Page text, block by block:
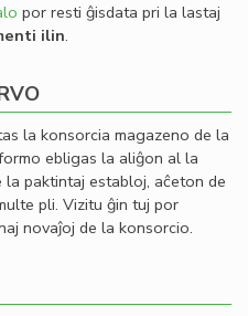
por resti ĝisdata pri la lastaj
ilin.
la konsorcia magazeno de la
ebligas la aliĝon al la
paktintaj establoj, aĉeton de
pli. Vizitu ĝin tuj por
novaĵoj de la konsorcio.